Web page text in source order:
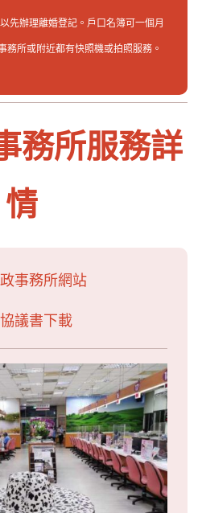
先辦理離婚登記。戶口名簿可一個月
務所或附近都有快照機或拍照服務。
務所服務詳
情
事務所網站
議書下載